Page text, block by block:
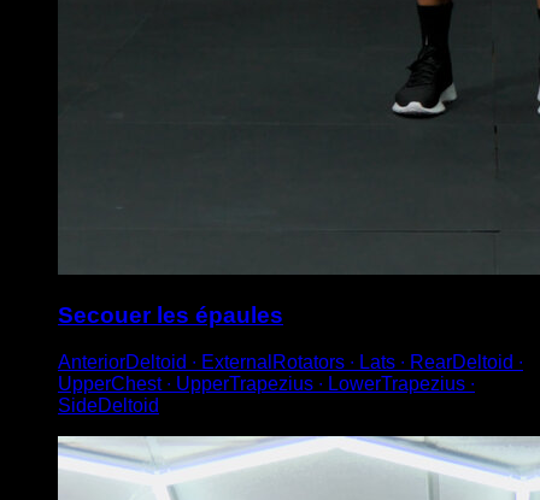
Secouer les épaules
AnteriorDeltoid ∙ ExternalRotators ∙ Lats ∙ RearDeltoid ∙
UpperChest ∙ UpperTrapezius ∙ LowerTrapezius ∙
SideDeltoid